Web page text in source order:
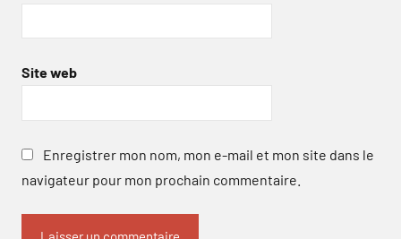
Site web
Enregistrer mon nom, mon e-mail et mon site dans le
navigateur pour mon prochain commentaire.